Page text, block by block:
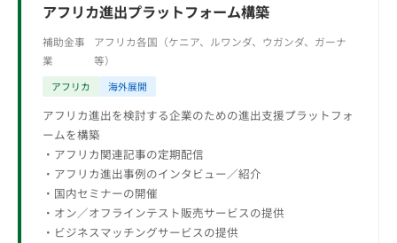
アフリカ進出プラットフォーム構築
補助金事
業
アフリカ各国（ケニア、ルワンダ、ウガンダ、ガーナ
等）
アフリカ 海外展開
アフリカ進出を検討する企業のための進出支援プラットフォ
ームを構築
・アフリカ関連記事の定期配信
・アフリカ進出事例のインタビュー／紹介
・国内セミナーの開催
・オン／オフラインテスト販売サービスの提供
・ビジネスマッチングサービスの提供